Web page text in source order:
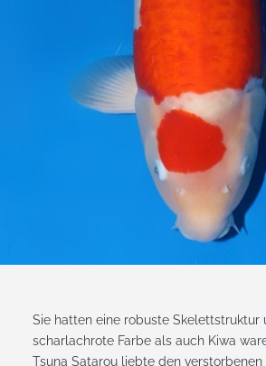
Sie hatten eine robuste Skelettstruktur
scharlachrote Farbe als auch Kiwa
Tsuna Satarou liebte den verstorbenen